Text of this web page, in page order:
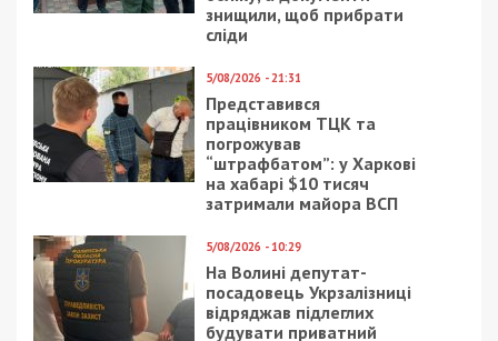
Настоящим джекпотом для фирмы стал ноябрь
этого года – 49 выигранных тендеров и,
соответственно, – 6 434 176 гривен.
Заказчиками в выигранных «ВАВИЛОН СТРОЙ»
тендерах выступают предприятия, которые
принадлежат:
Днепропетровской ОГА – 9,
Каменскому городскому совету – 5,
по одному разу – ОСМД «Пушкина, 15» и КП
“Спортивный комбинат “Прометей” в Каменском.